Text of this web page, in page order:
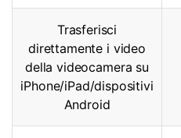
Trasferisci
direttamente i video
della videocamera su
iPhone/iPad/dispositivi
Android